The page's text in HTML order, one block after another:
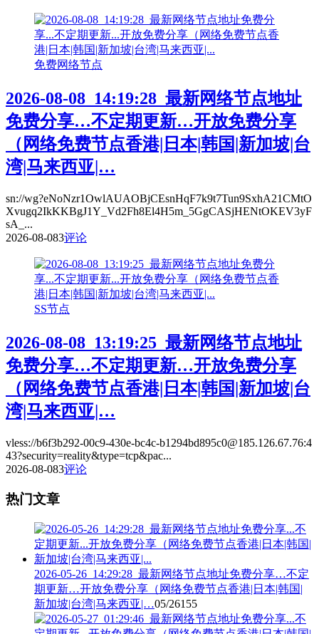
免费网络节点
2026-08-08_14:19:28_最新网络节点地址
免费分享…不定期更新…开放免费分享
（网络免费节点香港|日本|韩国|新加坡|台
湾|马来西亚|…
sn://wg?eNoNzr1OwlAUAOBjCEsnHqF7k9t7Tun9SxhA21CMtO
Xvugq2IkKKBgJ1Y_Vd2Fh8El4H5m_5GgCASjHENtOKEV3yF
sA_...
2026-08-083评论
SS节点
2026-08-08_13:19:25_最新网络节点地址
免费分享…不定期更新…开放免费分享
（网络免费节点香港|日本|韩国|新加坡|台
湾|马来西亚|…
vless://b6f3b292-00c9-430e-bc4c-b1294bd895c0@185.126.67.76:4
43?security=reality&type=tcp&pac...
2026-08-083评论
热门文章
2026-05-26_14:29:28_最新网络节点地址免费分享…不定
期更新…开放免费分享（网络免费节点香港|日本|韩国|
新加坡|台湾|马来西亚|…05/26155